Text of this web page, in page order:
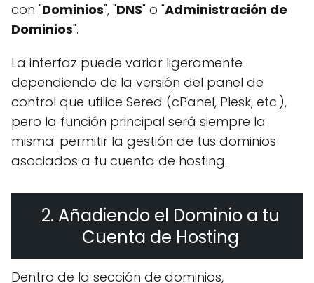
con "Dominios", "DNS" o "Administración de
Dominios".
La interfaz puede variar ligeramente
dependiendo de la versión del panel de
control que utilice Sered (cPanel, Plesk, etc.),
pero la función principal será siempre la
misma: permitir la gestión de tus dominios
asociados a tu cuenta de hosting.
2. Añadiendo el Dominio a tu
Cuenta de Hosting
Dentro de la sección de dominios,